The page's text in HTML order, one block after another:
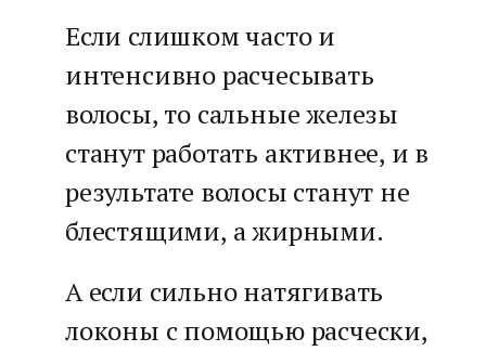
Если слишком часто и
интенсивно расчесывать
волосы, то сальные железы
станут работать активнее, и в
результате волосы станут не
блестящими, а жирными.
А если сильно натягивать
локоны с помощью расчески,